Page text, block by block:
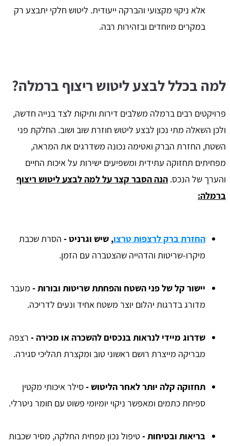
אלא ניקוי מקצועי והברקה ייעודית. ליטוש חלקי יתבצע רק
במקרים מיוחדים ובזהירות רבה.
למה בכלל לבצע ליטוש ריצוף ברמלה?
פרויקטים רבים ברמלה משלבים דירות ותיקות לצד בנייה חדשה,
ולכן השאלה מתי נכון לבצע ליטוש חוזרת שוב ושוב. החלקת פני
השטח, החזרת הברק ואטימה נכונה משדרגים את המראה,
מפחיתים תחזוקה עתידית ומשפיעים ישירות על איכות החיים
והערך של הנכס. הנה הסבר קצר על למה לבצע ליטוש ריצוף
ברמלה:
החזרת ברק לרצפות טרצו, שיש וגרניט- הסרת שכבת
מיקרו-שריטות והדהייה שהצטברה עם הזמן.
יישור קל של פני השטח והפחתת שריטות ובורות - מעבר
מדורג בדרגות יהלום יוצר משטח אחיד ונעים לדריכה.
שדרוג מיידי לנראות בנכסים להשכרה או מכירה- רצפה
מבריקה מייצרת רושם ראשוני טוב ומקצרת תהליכי סגירה.
תחזוקה קלה יותר לאחר הליטוש-סילר איכותי מקטין
ספיחת כתמים ומאפשר ניקוי יומיומי פשוט עם חומר ניטרלי.
בריאות ובטיחות-טיפול נכון מפחית החלקה, מסיר שכבות